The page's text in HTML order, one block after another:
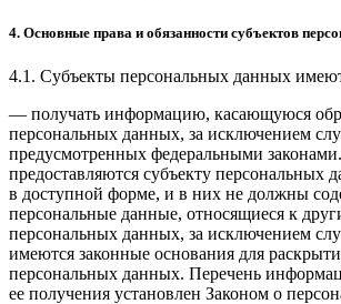
4. Основные права и обязанности субъектов
4.1. Субъекты персональных данных
— получать информацию, касающуюся
персональных данных, за исключением
предусмотренных федеральными
предоставляются субъекту персональных
в доступной форме, и в них не должны
персональные данные, относящиеся к
персональных данных, за исключением
имеются законные основания для
персональных данных. Перечень
ее получения установлен Законом о